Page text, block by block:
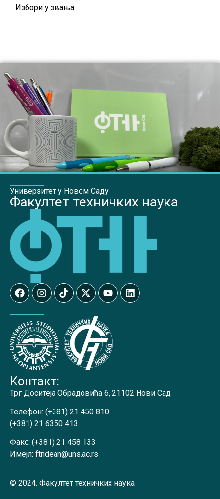
Избори у звања
Универзитет у Новом Саду
Факултет техничких наука
Контакт:
Трг Доситеја Обрадовића 6, 21102 Нови Сад
Телефон: (+381) 21 450 810
(+381) 21 6350 413
Факс: (+381) 21 458 133
Имејл: ftndean@uns.ac.rs
© 2024. Факултет техничких наука